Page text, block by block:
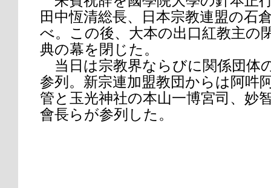
田中恆清総長、日本宗教連盟の石
べ。この後、大本の出口紅教主の
典の幕を閉じた。
当日は宗教界ならびに関係団体
参列。新宗連加盟教団からは阿吽
管と玉光神社の本山一博宮司、妙
會長らが参列した。